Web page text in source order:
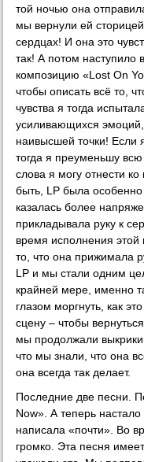
той ночью она
мы вернули ей
сердцах! И она это
так! А потом наступило
композицию «Lost On
чтобы описать всё то,
чувства я тогда
усиливающихся
наивысшей точки! Если
тогда я преуменьшу
слова я могу отнести
быть, LP была особенно
казалась более
прикладывала руку к
время исполнения этой
то, что она прижимала
LP и мы стали одним
крайней мере, именно
глазом моргнуть, как
сцену – чтобы
мы продолжали
что мы знали, что она
она всегда так делает.
Последние две песни.
Now». А теперь
написала «почти». Во
громко. Эта песня